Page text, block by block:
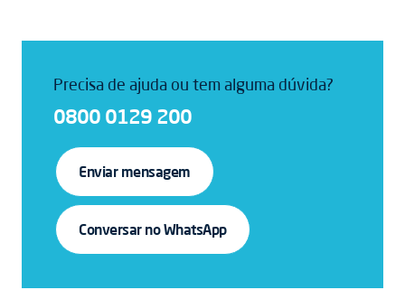
Precisa de ajuda ou tem alguma dúvida?
0800 0129 200
Enviar mensagem
Conversar no WhatsApp